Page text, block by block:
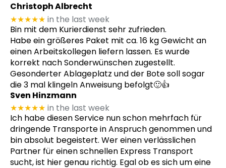
Christoph Albrecht
★★★★★ in the last week
Bin mit dem Kurierdienst sehr zufrieden.
Habe ein größeres Paket mit ca. 16 kg Gewicht an
einen Arbeitskollegen liefern lassen. Es wurde
korrekt nach Sonderwünschen zugestellt.
Gesonderter Ablageplatz und der Bote soll sogar
die 3 mal klingeln Anweisung befolgt🙂👍
Sven Hinzmann
★★★★★ in the last week
Ich habe diesen Service nun schon mehrfach für
dringende Transporte in Anspruch genommen und
bin absolut begeistert. Wer einen verlässlichen
Partner für einen schnellen Express Transport
sucht, ist hier genau richtig. Egal ob es sich um eine